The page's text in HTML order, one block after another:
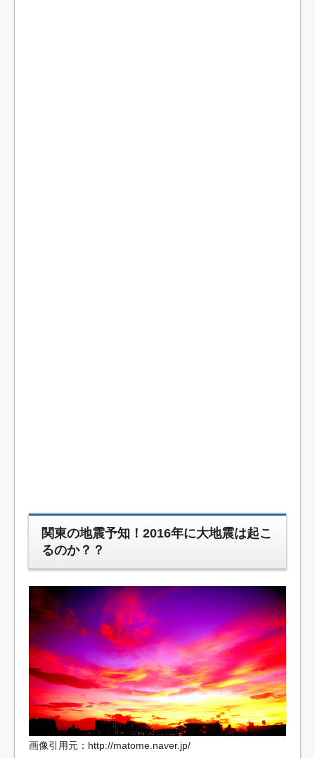
関東の地震予知！2016年に大地震は起こ
るのか？？
画像引用元：http://matome.naver.jp/